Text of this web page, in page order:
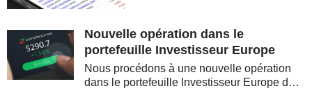
FERGUSON ENTERPRISES INC.
ROCKET LAB CORPORATION Publication des résultats - Q2 2026
AMRIZE AG Publication des résultats - Q2 2026
semi-conducteurs. Les
inquiétudes sur la soutenabilité
Nouvelle opération dans le
portefeuille Investisseur Europe
Nous procédons à une nouvelle opération
dans le portefeuille Investisseur Europe de